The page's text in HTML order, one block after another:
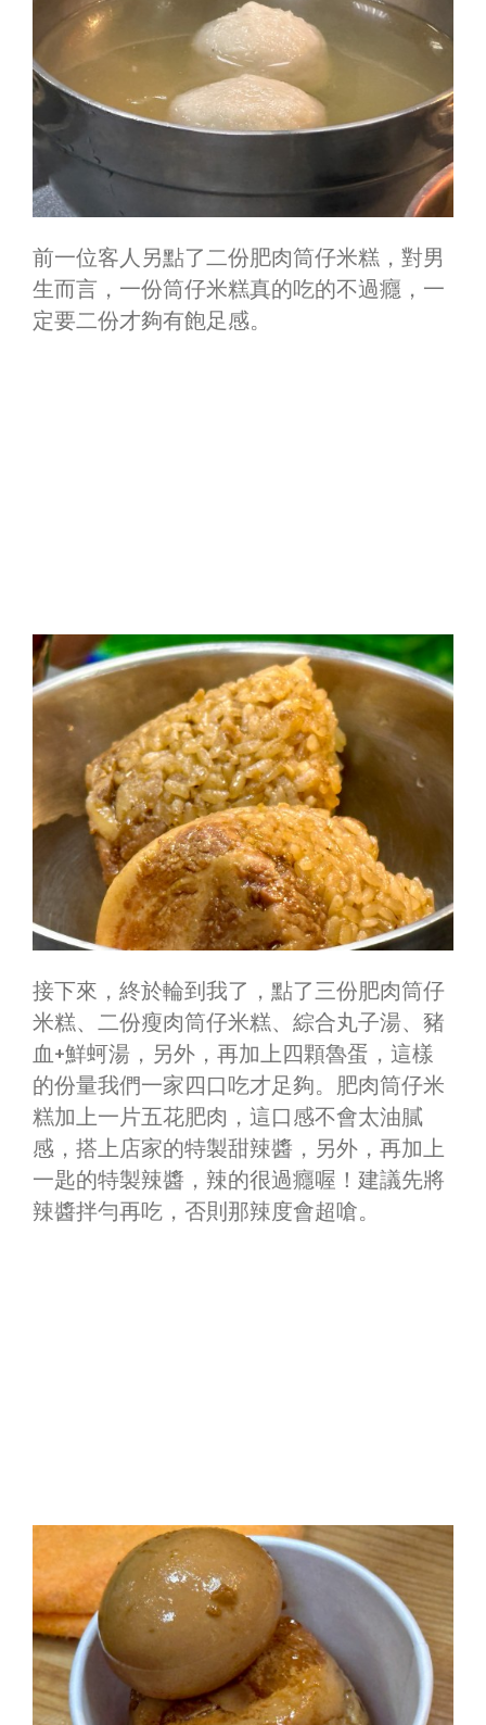
前一位客人另點了二份肥肉筒仔米糕，對男
生而言，一份筒仔米糕真的吃的不過癮，一
定要二份才夠有飽足感。
接下來，終於輪到我了，點了三份肥肉筒仔
米糕、二份瘦肉筒仔米糕、綜合丸子湯、豬
血+鮮蚵湯，另外，再加上四顆魯蛋，這樣
的份量我們一家四口吃才足夠。肥肉筒仔米
糕加上一片五花肥肉，這口感不會太油膩
感，搭上店家的特製甜辣醬，另外，再加上
一匙的特製辣醬，辣的很過癮喔！建議先將
辣醬拌勻再吃，否則那辣度會超嗆。